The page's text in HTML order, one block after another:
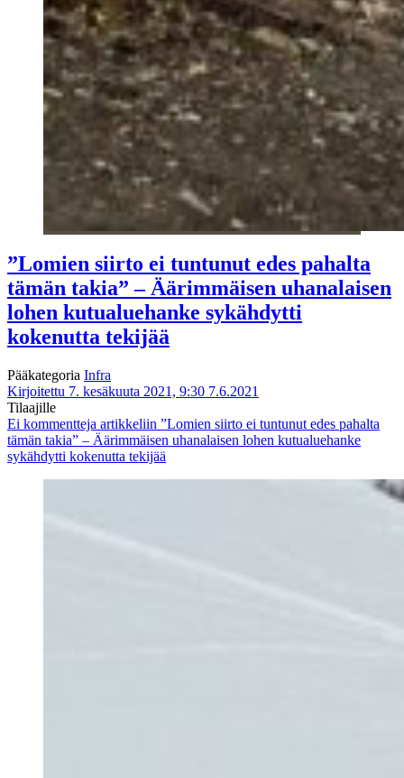
”Lomien siirto ei tuntunut edes pahalta
tämän takia” – Äärimmäisen uhanalaisen
lohen kutualuehanke sykähdytti
kokenutta tekijää
Pääkategoria Infra
Kirjoitettu 7. kesäkuuta 2021, 9:30 7.6.2021
Tilaajille
Ei kommentteja artikkeliin ”Lomien siirto ei tuntunut edes pahalta
tämän takia” – Äärimmäisen uhanalaisen lohen kutualuehanke
sykähdytti kokenutta tekijää